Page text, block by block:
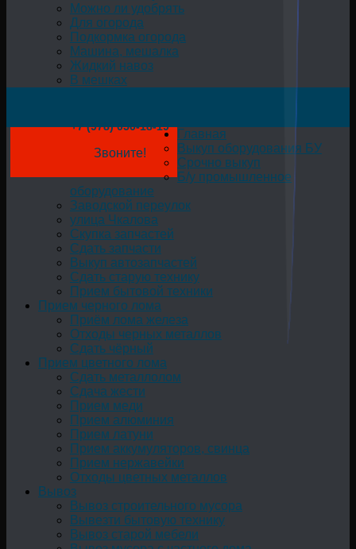
Можно ли удобрять
Для огорода
Подкормка огорода
Машина, мешалка
Жидкий навоз
В мешках
+7 (978) 050-18-19
Звоните!
Главная
Выкуп оборудования БУ
Срочно выкуп
Б/у промышленное
оборудование
Заводской переулок
улица Чкалова
Скупка запчастей
Сдать запчасти
Выкуп автозапчастей
Сдать старую технику
Прием бытовой техники
Прием черного лома
Приём лома железа
Отходы черных металлов
Сдать чёрный
Прием цветного лома
Сдать металлолом
Сдача жести
Прием меди
Прием алюминия
Прием латуни
Прием аккумуляторов, свинца
Прием нержавейки
Отходы цветных металлов
Вывоз
Вывоз строительного мусора
Вывезти бытовую технику
Вывоз старой мебели